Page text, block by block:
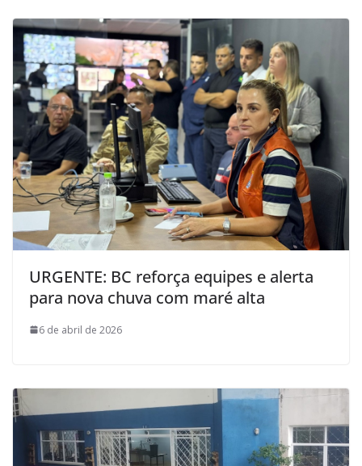
URGENTE: BC reforça equipes e alerta
para nova chuva com maré alta
6 de abril de 2026